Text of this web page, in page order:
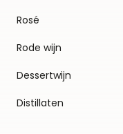
Rosé
Rode wijn
Dessertwijn
Distillaten